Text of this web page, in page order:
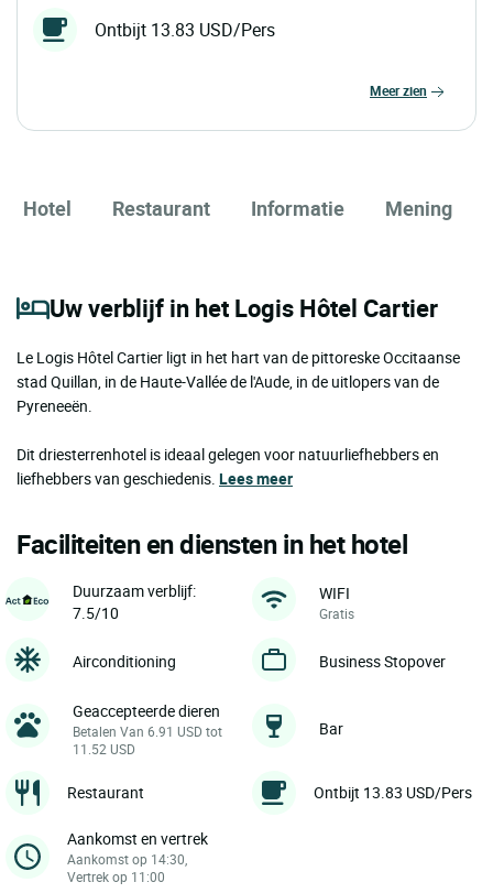
Ontbijt 13.83 USD/Pers
meer zien
Hotel Restaurant Informatie Mening
Uw verblijf in het Logis Hôtel Cartier
Le Logis Hôtel Cartier ligt in het hart van de pittoreske Occitaanse
stad Quillan, in de Haute-Vallée de l'Aude, in de uitlopers van de
Pyreneeën.
Dit driesterrenhotel is ideaal gelegen voor natuurliefhebbers en
liefhebbers van geschiedenis. Lees meer
Faciliteiten en diensten in het hotel
Duurzaam verblijf:
7.5/10
WIFI
Gratis
Airconditioning Business Stopover
Geaccepteerde dieren
Betalen Van 6.91 USD tot
11.52 USD
Bar
Restaurant Ontbijt 13.83 USD/Pers
Aankomst en vertrek
Aankomst op 14:30,
Vertrek op 11:00